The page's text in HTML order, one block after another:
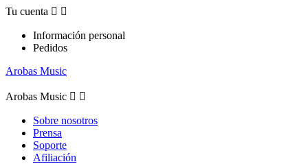
Tu cuenta  
Información personal
Pedidos
Arobas Music
Arobas Music  
Sobre nosotros
Prensa
Soporte
Afiliación